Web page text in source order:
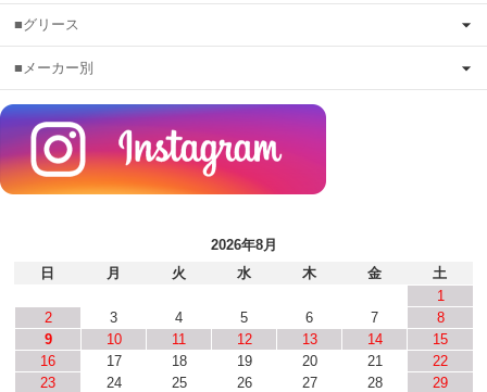
■グリース
■メーカー別
2026年8月
日
月 火 水 木 金
土
1
2
3 4 5 6 7
8
9
10 11 12 13 14
15
16
17 18 19 20 21
22
23
24 25 26 27 28
29